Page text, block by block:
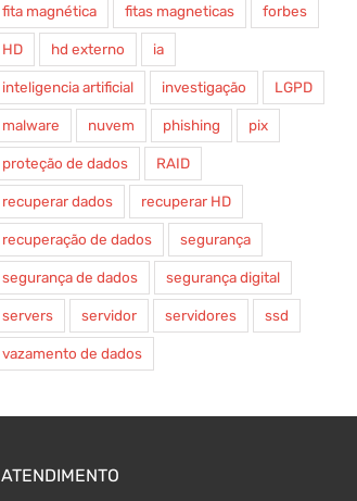
fita magnética fitas magneticas forbes
HD hd externo ia
inteligencia artificial investigação LGPD
malware nuvem phishing pix
proteção de dados RAID
recuperar dados recuperar HD
recuperação de dados segurança
segurança de dados segurança digital
servers servidor servidores ssd
vazamento de dados
ATENDIMENTO